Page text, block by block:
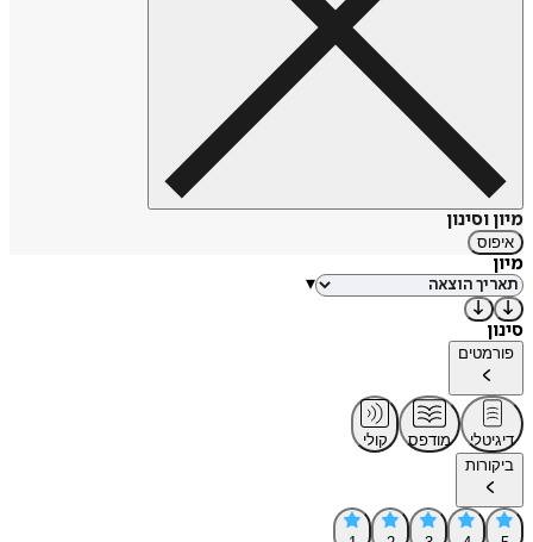
מיון וסינון
איפוס
מיון
▾
סינון
פורמטים
דיגיטלי מודפס
קולי
ביקורות